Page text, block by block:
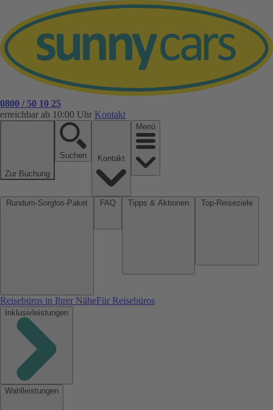
0800 / 50 10 25
erreichbar ab 10:00 Uhr Kontakt
Zur Buchung
Suchen
Menü
Reisebüros in Ihrer NäheFür Reisebüros
Inklusivleistungen
Wahlleistungen